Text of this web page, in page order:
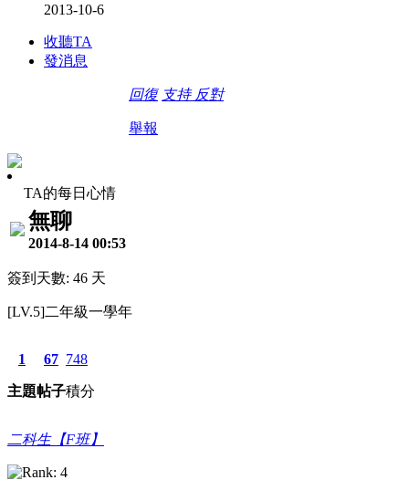
2013-10-6
收聽TA
發消息
回復 支持 反對
舉報
TA的每日心情
無聊
2014-8-14 00:53
簽到天數: 46 天
[LV.5]二年級一學年
1
主題
67
帖子
748
積分
二科生【F班】